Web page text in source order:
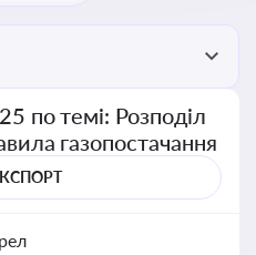
по темі: Розподіл
газопостачання